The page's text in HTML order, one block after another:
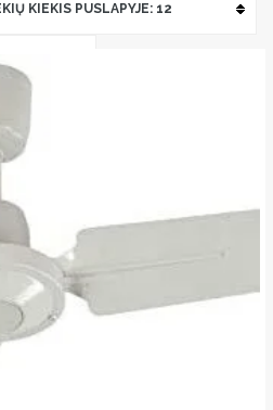
KIEKIS PUSLAPYJE: 12